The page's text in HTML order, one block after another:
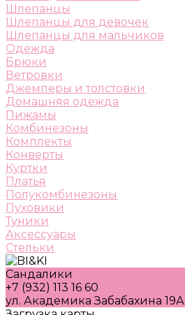
Шлепанцы
Шлепанцы для девочек
Шлепанцы для мальчиков
Одежда
Брюки
Ветровки
Джемперы и толстовки
Домашняя одежда
Пижамы
Комбинезоны
Комплекты
Конверты
Куртки
Платья
Полукомбинезоны
Пуховики
Туники
Аксессуары
Стельки
Сандалики
+7 (932) 113 16 60
ул. Академика Забабахина 19А